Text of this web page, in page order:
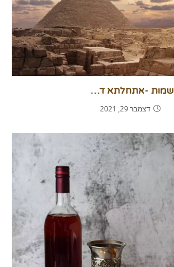
שמות -אתחלתא ד…
דצמבר 29, 2021